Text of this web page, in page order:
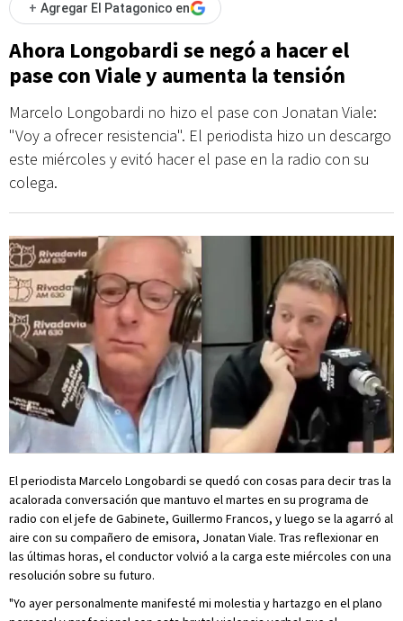
+ Agregar El Patagonico en
Ahora Longobardi se negó a hacer el
pase con Viale y aumenta la tensión
Marcelo Longobardi no hizo el pase con Jonatan Viale:
"Voy a ofrecer resistencia". El periodista hizo un descargo
este miércoles y evitó hacer el pase en la radio con su
colega.
El periodista Marcelo Longobardi se quedó con cosas para decir tras la
acalorada conversación que mantuvo el martes en su programa de
radio con el jefe de Gabinete, Guillermo Francos, y luego se la agarró al
aire con su compañero de emisora, Jonatan Viale. Tras reflexionar en
las últimas horas, el conductor volvió a la carga este miércoles con una
resolución sobre su futuro.
"Yo ayer personalmente manifesté mi molestia y hartazgo en el plano